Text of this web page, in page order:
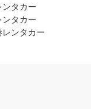
タカー
タカー
ンタカー